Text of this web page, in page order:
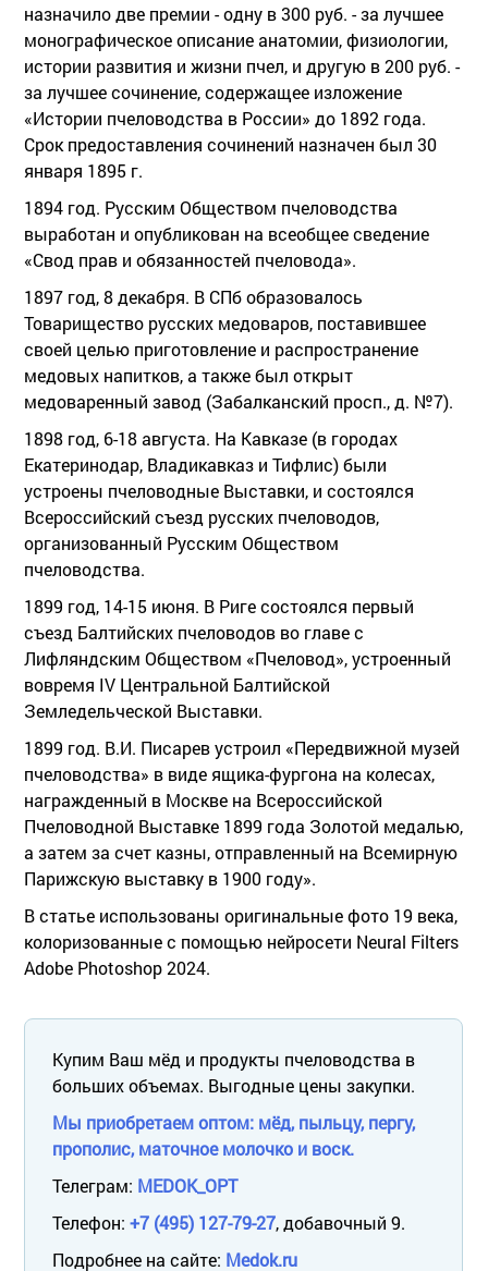
назначило две премии - одну в 300 руб. - за лучшее
монографическое описание анатомии, физиологии,
истории развития и жизни пчел, и другую в 200 руб. -
за лучшее сочинение, содержащее изложение
«Истории пчеловодства в России» до 1892 года.
Срок предоставления сочинений назначен был 30
января 1895 г.
1894 год. Русским Обществом пчеловодства
выработан и опубликован на всеобщее сведение
«Свод прав и обязанностей пчеловода».
1897 год, 8 декабря. В СПб образовалось
Товарищество русских медоваров, поставившее
своей целью приготовление и распространение
медовых напитков, а также был открыт
медоваренный завод (Забалканский просп., д. №7).
1898 год, 6-18 августа. На Кавказе (в городах
Екатеринодар, Владикавказ и Тифлис) были
устроены пчеловодные Выставки, и состоялся
Всероссийский съезд русских пчеловодов,
организованный Русским Обществом
пчеловодства.
1899 год, 14-15 июня. В Риге состоялся первый
съезд Балтийских пчеловодов во главе с
Лифляндским Обществом «Пчеловод», устроенный
вовремя IV Центральной Балтийской
Земледельческой Выставки.
1899 год. В.И. Писарев устроил «Передвижной музей
пчеловодства» в виде ящика-фургона на колесах,
награжденный в Москве на Всероссийской
Пчеловодной Выставке 1899 года Золотой медалью,
а затем за счет казны, отправленный на Всемирную
Парижскую выставку в 1900 году».
В статье использованы оригинальные фото 19 века,
колоризованные с помощью нейросети Neural Filters
Adobe Photoshop 2024.
Купим Ваш мёд и продукты пчеловодства в
больших объемах. Выгодные цены закупки.
Мы приобретаем оптом: мёд, пыльцу, пергу,
прополис, маточное молочко и воск.
Телеграм: MEDOK_OPT
Телефон: +7 (495) 127-79-27, добавочный 9.
Подробнее на сайте: Medok.ru